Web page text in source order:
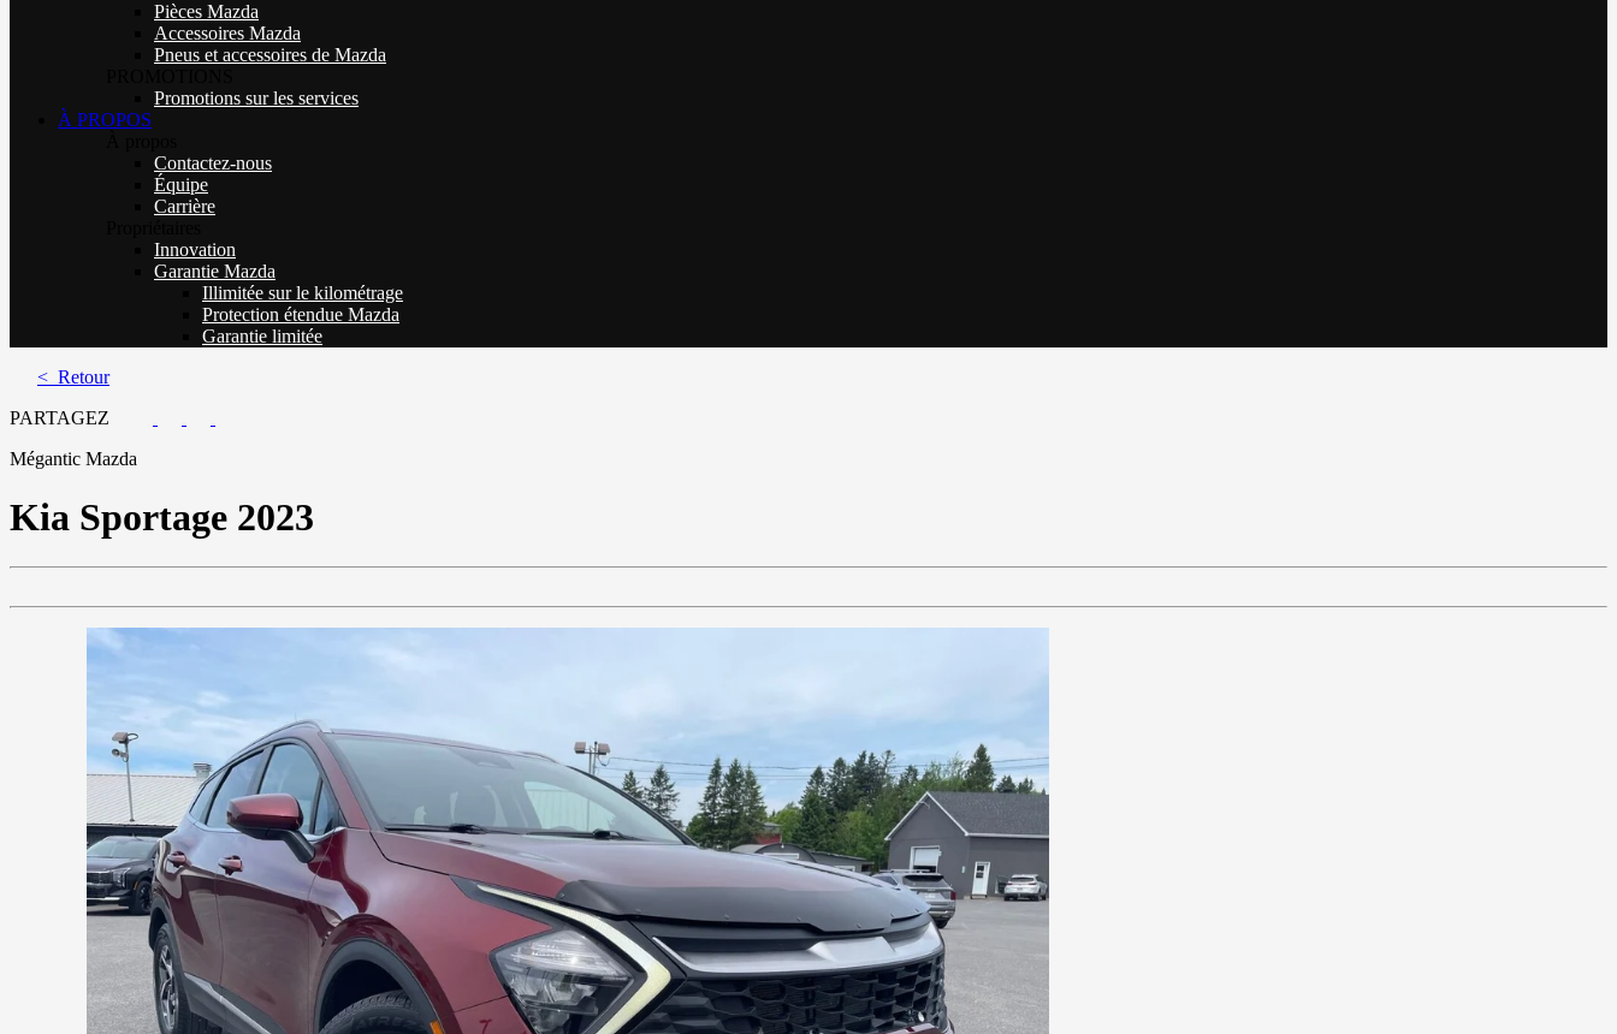
Pièces Mazda
Accessoires Mazda
Pneus et accessoires de Mazda
Promotions sur les services
À PROPOS
Contactez-nous
Équipe
Carrière
Innovation
Garantie Mazda
Illimitée sur le kilométrage
Protection étendue Mazda
Garantie limitée
< Retour
PARTAGEZ
Mégantic Mazda
Kia Sportage 2023